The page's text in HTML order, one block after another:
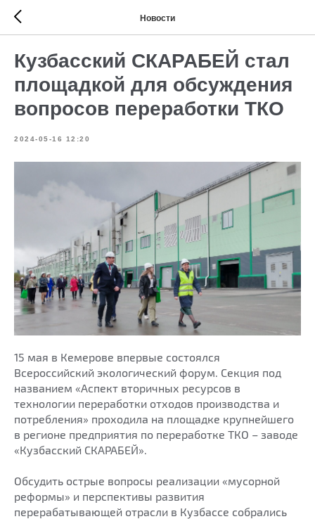
Новости
Кузбасский СКАРАБЕЙ стал
площадкой для обсуждения
вопросов переработки ТКО
2024-05-16 12:20
15 мая в Кемерове впервые состоялся
Всероссийский экологический форум. Секция под
названием «Аспект вторичных ресурсов в
технологии переработки отходов производства и
потребления» проходила на площадке крупнейшего
в регионе предприятия по переработке ТКО – заводе
«Кузбасский СКАРАБЕЙ».
Обсудить острые вопросы реализации «мусорной
реформы» и перспективы развития
перерабатывающей отрасли в Кузбассе собрались